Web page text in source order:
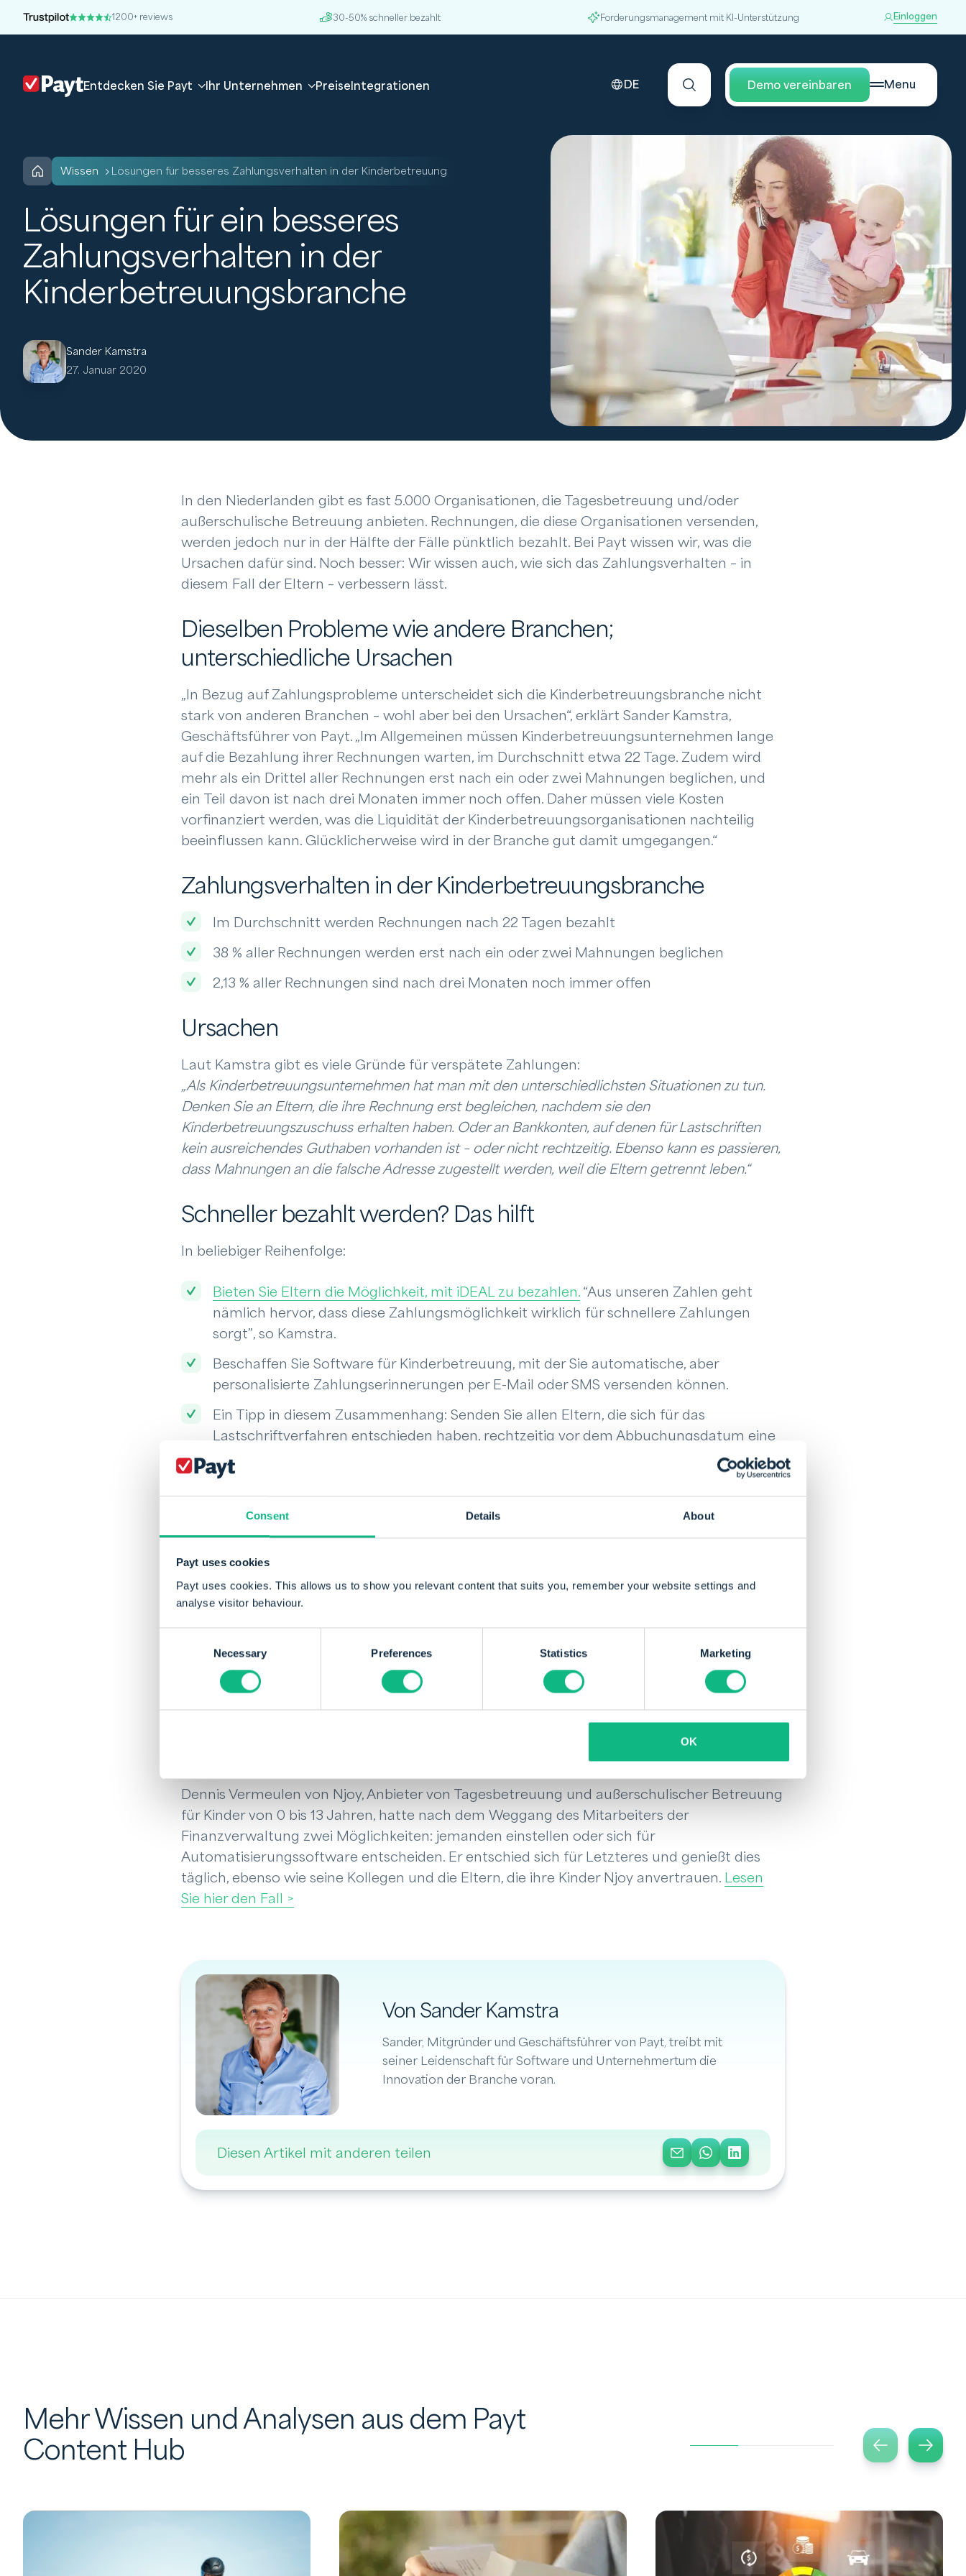
Consent Details About
Payt uses cookies
Payt uses cookies. This allows us to show you relevant content that suits you, remember your website settings and
analyse visitor behaviour.
Necessary Preferences Statistics Marketing
OK
1200+ reviews 30-50% schneller bezahlt Forderungsmanagement mit KI-Unterstützung Einloggen
Entdecken Sie Payt Ihr Unternehmen Preise Integrationen DE Demo vereinbaren Menu
wissen Lösungen für besseres Zahlungsverhalten in der Kinderbetreuung
Lösungen für ein besseres
Zahlungsverhalten in der
Kinderbetreuungsbranche
Sander Kamstra
27. Januar 2020
In den Niederlanden gibt es fast 5.000 Organisationen, die Tagesbetreuung und/oder
außerschulische Betreuung anbieten. Rechnungen, die diese Organisationen versenden,
werden jedoch nur in der Hälfte der Fälle pünktlich bezahlt. Bei Payt wissen wir, was die
Ursachen dafür sind. Noch besser: Wir wissen auch, wie sich das Zahlungsverhalten – in
diesem Fall der Eltern – verbessern lässt.
Dieselben Probleme wie andere Branchen;
unterschiedliche Ursachen
„In Bezug auf Zahlungsprobleme unterscheidet sich die Kinderbetreuungsbranche nicht
stark von anderen Branchen – wohl aber bei den Ursachen“, erklärt Sander Kamstra,
Geschäftsführer von Payt. „Im Allgemeinen müssen Kinderbetreuungsunternehmen lange
auf die Bezahlung ihrer Rechnungen warten, im Durchschnitt etwa 22 Tage. Zudem wird
mehr als ein Drittel aller Rechnungen erst nach ein oder zwei Mahnungen beglichen, und
ein Teil davon ist nach drei Monaten immer noch offen. Daher müssen viele Kosten
vorfinanziert werden, was die Liquidität der Kinderbetreuungsorganisationen nachteilig
beeinflussen kann. Glücklicherweise wird in der Branche gut damit umgegangen.“
Zahlungsverhalten in der Kinderbetreuungsbranche
Im Durchschnitt werden Rechnungen nach 22 Tagen bezahlt
38 % aller Rechnungen werden erst nach ein oder zwei Mahnungen beglichen
2,13 % aller Rechnungen sind nach drei Monaten noch immer offen
Ursachen
Laut Kamstra gibt es viele Gründe für verspätete Zahlungen:
„Als Kinderbetreuungsunternehmen hat man mit den unterschiedlichsten Situationen zu tun.
Denken Sie an Eltern, die ihre Rechnung erst begleichen, nachdem sie den
Kinderbetreuungszuschuss erhalten haben. Oder an Bankkonten, auf denen für Lastschriften
kein ausreichendes Guthaben vorhanden ist – oder nicht rechtzeitig. Ebenso kann es passieren,
dass Mahnungen an die falsche Adresse zugestellt werden, weil die Eltern getrennt leben.“
Schneller bezahlt werden? Das hilft
In beliebiger Reihenfolge:
Bieten Sie Eltern die Möglichkeit, mit iDEAL zu bezahlen. “Aus unseren Zahlen geht
nämlich hervor, dass diese Zahlungsmöglichkeit wirklich für schnellere Zahlungen
sorgt”, so Kamstra.
Beschaffen Sie Software für Kinderbetreuung, mit der Sie automatische, aber
personalisierte Zahlungserinnerungen per E-Mail oder SMS versenden können.
Ein Tipp in diesem Zusammenhang: Senden Sie allen Eltern, die sich für das
Lastschriftverfahren entschieden haben, rechtzeitig vor dem Abbuchungsdatum eine
Erinnerung per SMS, damit sie für ausreichendes Guthaben auf dem Konto sorgen
können.
Automatisieren Sie Rücklastschriftverfahren und Zahlungsvereinbarungen für ein
Für alle Kinderbetreuungsorganisationen, die mit einem Elternportal und/oder
Planungstool arbeiten:
Anspruch genommen werden. “Dies bietet beiden Parteien mehr Komfort und weniger
Unklarheiten”, so Kamstra.
Kundenfall: “Payt macht Debitorenmanagement zum
Dennis Vermeulen von Njoy, Anbieter von Tagesbetreuung und außerschulischer Betreuung
für Kinder von 0 bis 13 Jahren, hatte nach dem Weggang des Mitarbeiters der
Finanzverwaltung zwei Möglichkeiten: jemanden einstellen oder sich für
Automatisierungssoftware entscheiden. Er entschied sich für Letzteres und genießt dies
täglich, ebenso wie seine Kollegen und die Eltern, die ihre Kinder Njoy anvertrauen. Lesen
Sie hier den Fall >
Von Sander Kamstra
Sander, Mitgründer und Geschäftsführer von Payt, treibt mit
seiner Leidenschaft für Software und Unternehmertum die
Innovation der Branche voran.
Diesen Artikel mit anderen teilen
Mehr Wissen und Analysen aus dem Payt
Content Hub